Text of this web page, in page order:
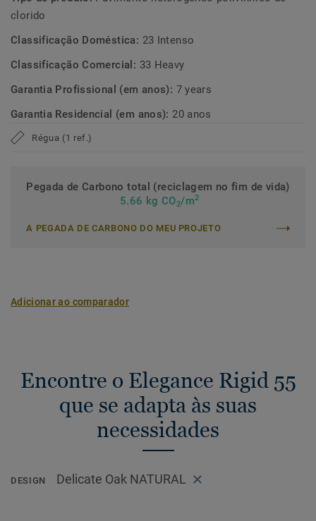
dimensional.
Feito na Europa, esta nova coleção prioritiza a
os aspectos da produção. Com uma média de 20% de
conteúdo reciclado, óptima qualidade do ar interior e
mas também temos um impacto positivo no ambiente.
clorido
Classificação Doméstica: 23 Intenso
Classificação Comercial: 33 Heavy
Garantia Profissional (em anos): 7 years
Garantia Residencial (em anos): 20 anos
Régua (1 ref.)
Pegada de Carbono total (reciclagem no fim de vida)
5.66 kg CO2/m2
A PEGADA DE CARBONO DO MEU PROJETO
Adicionar ao comparador
Encontre o Elegance Rigid 55
que se adapta às suas
necessidades
DESIGN Delicate Oak NATURAL